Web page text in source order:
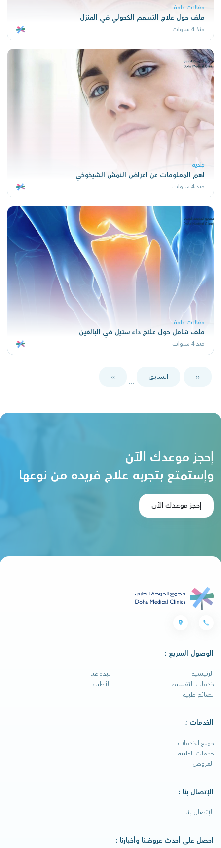
مقالات عامة
ملف حول علاج التسمم الكحولي في المنزل
منذ 4 سنوات
جلدية
اهم المعلومات عن اعراض النمش الشيخوخي
منذ 4 سنوات
مقالات عامة
ملف شامل حول علاج داء ستيل في البالغين
منذ 4 سنوات
‹‹ السابق ...
››
إحجز موعدك الآن
وإستمتع بتجربه علاج فريده من نوعها
إحجز موعدك الآن
الوصول السريع :
الرئيسية
نبذة عنا
خدمات التقسيط
الأطباء
نصائح طبية
الخدمات :
جميع الخدمات
خدمات الطبية
العروض
الإتصال بنا :
الإتصال بنا
احصل على أحدث عروضنا وأخبارنا :